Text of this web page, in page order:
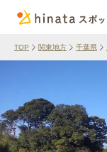
TOP 関東地方 千葉県